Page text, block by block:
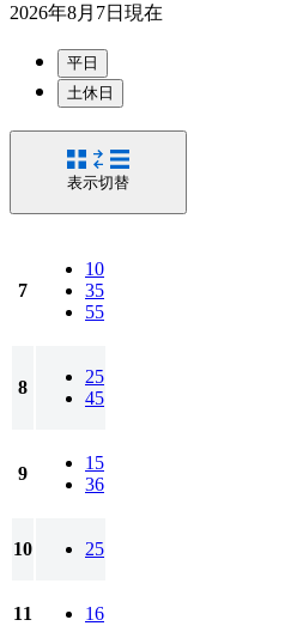
2026年8月7日 現在
平日
土休日
表示切替
7
10
35
55
8
25
45
9
15
36
10 25
11 16